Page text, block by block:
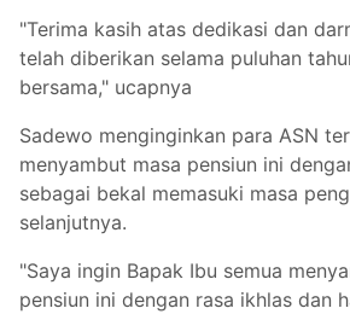
"Terima kasih atas dedikasi dan
telah diberikan selama puluhan
bersama," ucapnya
Sadewo menginginkan para ASN
menyambut masa pensiun ini
sebagai bekal memasuki masa
selanjutnya.
"Saya ingin Bapak Ibu semua
pensiun ini dengan rasa ikhlas dan